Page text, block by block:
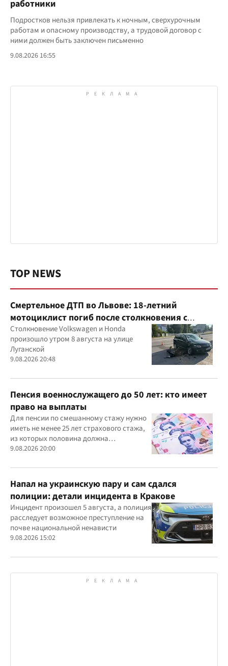
работники
Подростков нельзя привлекать к ночным, сверхурочным
работам и опасному производству, а трудовой договор с
ними должен быть заключен письменно
9.08.2026 16:55
TOP NEWS
Смертельное ДТП во Львове: 18-летний
мотоциклист погиб после столкновения с
Volkswagen
Столкновение Volkswagen и Honda
произошло утром 8 августа на улице
Луганской
9.08.2026 20:48
Пенсия военнослужащего до 50 лет: кто имеет
право на выплаты
Для пенсии по смешанному стажу нужно
иметь не менее 25 лет страхового стажа,
из которых половина должна
приходиться на военную или
9.08.2026 20:00
Напал на украинскую пару и сам сдался
полиции: детали инцидента в Кракове
Инцидент произошел 5 августа, а полиция
расследует возможное преступление на
почве национальной ненависти
9.08.2026 15:02